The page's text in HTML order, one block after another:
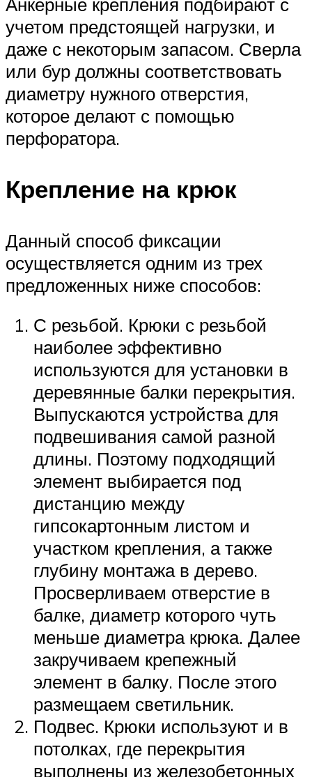
учетом предстоящей нагрузки, и
даже с некоторым запасом. Сверла
или бур должны соответствовать
диаметру нужного отверстия,
которое делают с помощью
перфоратора.
Крепление на крюк
Данный способ фиксации
осуществляется одним из трех
предложенных ниже способов:
С резьбой. Крюки с резьбой
наиболее эффективно
используются для установки в
деревянные балки перекрытия.
Выпускаются устройства для
подвешивания самой разной
длины. Поэтому подходящий
элемент выбирается под
дистанцию между
гипсокартонным листом и
участком крепления, а также
глубину монтажа в дерево.
Просверливаем отверстие в
балке, диаметр которого чуть
меньше диаметра крюка. Далее
закручиваем крепежный
элемент в балку. После этого
размещаем светильник.
Подвес. Крюки используют и в
потолках, где перекрытия
выполнены из железобетонных